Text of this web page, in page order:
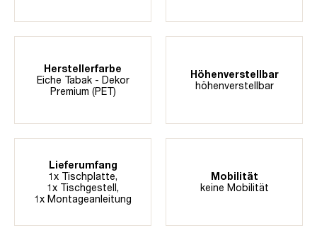
Herstellerfarbe
Eiche Tabak - Dekor
Premium (PET)
Höhenverstellbar
höhenverstellbar
Lieferumfang
1x Tischplatte,
1x Tischgestell,
1x Montageanleitung
Mobilität
keine Mobilität